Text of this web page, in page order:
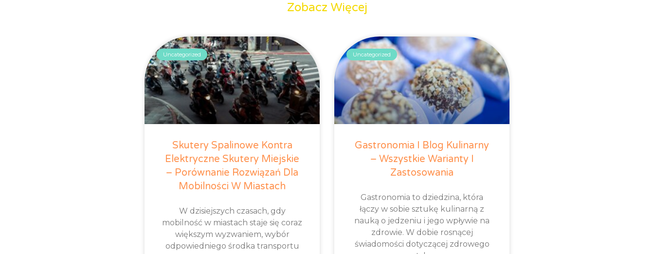
Zobacz Więcej
Uncategorized
Skutery Spalinowe Kontra
Elektryczne Skutery Miejskie
– Porównanie Rozwiązań Dla
Mobilności W Miastach
W dzisiejszych czasach, gdy
mobilność w miastach staje się coraz
większym wyzwaniem, wybór
odpowiedniego środka transportu
Uncategorized
Gastronomia I Blog Kulinarny
– Wszystkie Warianty I
Zastosowania
Gastronomia to dziedzina, która
łączy w sobie sztukę kulinarną z
nauką o jedzeniu i jego wpływie na
zdrowie. W dobie rosnącej
świadomości dotyczącej zdrowego